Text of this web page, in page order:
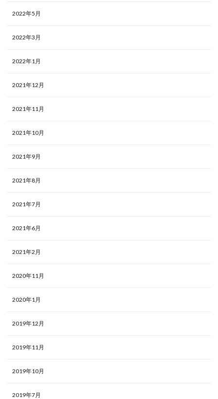
2022年5月
2022年3月
2022年1月
2021年12月
2021年11月
2021年10月
2021年9月
2021年8月
2021年7月
2021年6月
2021年2月
2020年11月
2020年1月
2019年12月
2019年11月
2019年10月
2019年7月